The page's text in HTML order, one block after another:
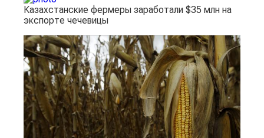
Казахстанские фермеры заработали $35 млн на
экспорте чечевицы